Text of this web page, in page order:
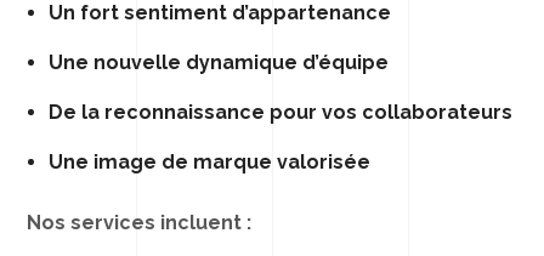
Un fort sentiment d’appartenance
Une nouvelle dynamique d’équipe
De la reconnaissance pour vos collaborateurs
Une image de marque valorisée
Nos services incluent :